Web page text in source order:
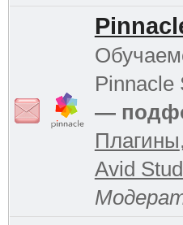
Pinnacle
—
Плагины,
Avid